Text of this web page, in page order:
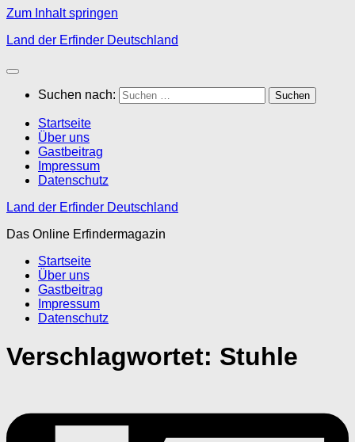
Zum Inhalt springen
Land der Erfinder Deutschland
Suchen nach:
Startseite
Über uns
Gastbeitrag
Impressum
Datenschutz
Land der Erfinder Deutschland
Das Online Erfindermagazin
Startseite
Über uns
Gastbeitrag
Impressum
Datenschutz
Verschlagwortet: Stuhle